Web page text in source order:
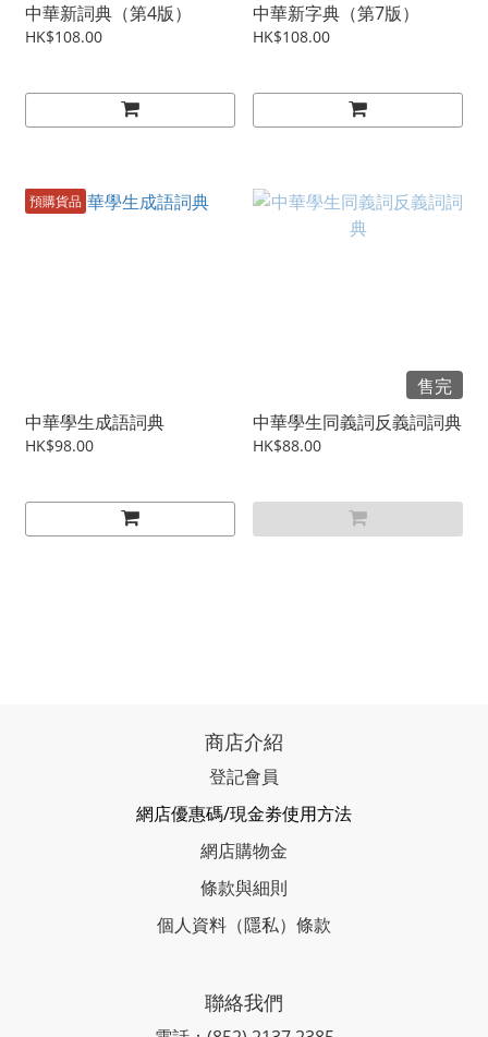
中華新詞典（第4版）
HK$108.00
中華新字典（第7版）
HK$108.00
預購貨品
中華學生成語詞典
HK$98.00
售完
中華學生同義詞反義詞詞典
HK$88.00
商店介紹
登記會員
網店優惠碼/現金劵使用方法
網店購物金
條款與細則
個人資料（隱私）條款
聯絡我們